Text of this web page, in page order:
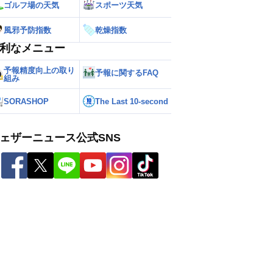
ゴルフ場の天気 スポーツ天気
風邪予防指数 乾燥指数
なメニュー
予報精度向上の取り
組み
予報に関するFAQ
SORASHOP The Last 10-second
ザーニュース公式SNS